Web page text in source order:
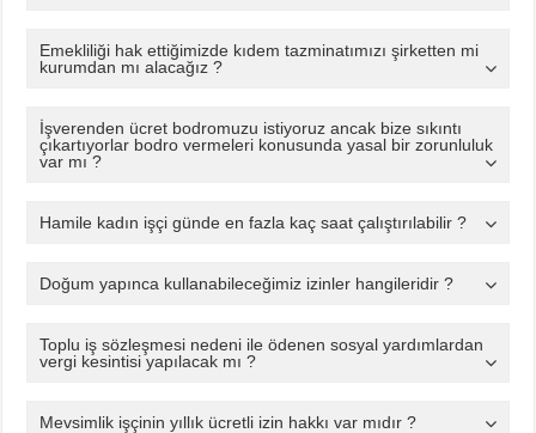
Emekliliği hak ettiğimizde kıdem tazminatımızı şirketten mi
kurumdan mı alacağız ?
İşverenden ücret bodromuzu istiyoruz ancak bize sıkıntı
çıkartıyorlar bodro vermeleri konusunda yasal bir zorunluluk
var mı ?
Hamile kadın işçi günde en fazla kaç saat çalıştırılabilir ?
Doğum yapınca kullanabileceğimiz izinler hangileridir ?
Toplu iş sözleşmesi nedeni ile ödenen sosyal yardımlardan
vergi kesintisi yapılacak mı ?
Mevsimlik işçinin yıllık ücretli izin hakkı var mıdır ?